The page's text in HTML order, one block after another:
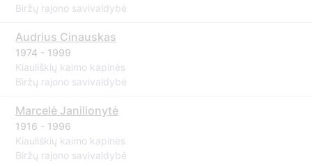
Biržų rajono savivaldybė
Audrius Cinauskas
1974 - 1999
Kiauliškių kaimo kapinės
Biržų rajono savivaldybė
Marcelė Janilionytė
1916 - 1996
Kiauliškių kaimo kapinės
Biržų rajono savivaldybė